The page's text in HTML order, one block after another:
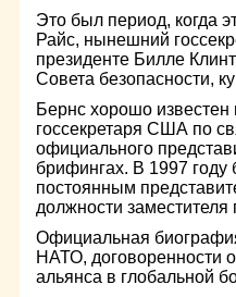
Это был период, когда
Райс, нынешний
президенте Билле
Совета безопасности,
Бернс хорошо
госсекретаря США по
официального
брифингах. В 1997
постоянным
должности заместителя
Официальная
НАТО, договоренности
альянса в глобальной